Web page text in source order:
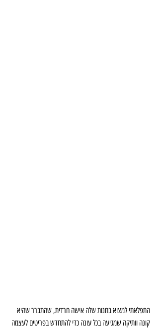
התפלאתי למצוא בחנות שלה אישה חרדית, שהתברר שהיא
קונה וותיקה שמגיעה בכל עונה כדי להתחדש בפריטים לעצמה